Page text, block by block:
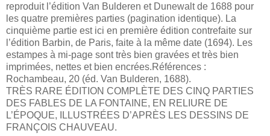
reproduit l’édition Van Bulderen et Dunewalt de 1688 pour
les quatre premières parties (pagination identique). La
cinquième partie est ici en première édition contrefaite sur
l’édition Barbin, de Paris, faite à la même date (1694). Les
estampes à mi-page sont très bien gravées et très bien
imprimées, nettes et bien encrées.Références :
Rochambeau, 20 (éd. Van Bulderen, 1688).
TRÈS RARE ÉDITION COMPLÈTE DES CINQ PARTIES
DES FABLES DE LA FONTAINE, EN RELIURE DE
L’ÉPOQUE, ILLUSTRÉES D’APRÈS LES DESSINS DE
FRANÇOIS CHAUVEAU.